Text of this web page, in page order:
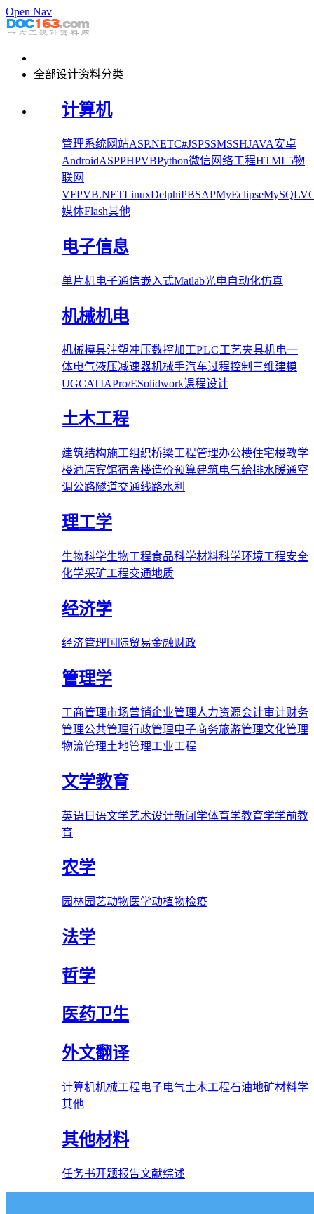
Open Nav
全部设计资料分类
计算机
管理系统网站ASP.NETC#JSPSSMSSHJAVA安卓
AndroidASPPHPVBPython微信网络工程HTML5物
联网
VFPVB.NETLinuxDelphiPBSAPMyEclipseMySQL
媒体Flash其他
电子信息
单片机电子通信嵌入式Matlab光电自动化仿真
机械机电
机械模具注塑冲压数控加工PLC工艺夹具机电一
体电气液压减速器机械手汽车过程控制 三维建模
UGCATIAPro/ESolidwork课程设计
土木工程
建筑结构施工组织桥梁工程管理办公楼住宅楼教学
楼酒店宾馆宿舍楼造价预算建筑电气给排水暖通空
调 公路隧道交通线路水利
理工学
生物科学生物工程食品科学材料科学环境工程安全
化学采矿工程交通地质
经济学
经济管理 国际贸易金融财政
管理学
工商管理市场营销企业管理人力资源会计审计财务
管理公共管理行政管理电子商务旅游管理文化管理
物流管理土地管理工业工程
文学教育
英语 日语文学艺术设计新闻学体育学教育学学前教
育
农学
园林园艺动物医学动植物检疫
法学
哲学
医药卫生
外文翻译
计算机机械工程电子电气土木工程石油地矿材料学
其他
其他材料
任务书开题报告文献综述